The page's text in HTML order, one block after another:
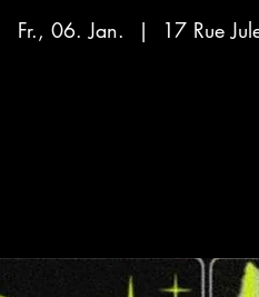
Fr., 06. Jan.
  |
17 Rue